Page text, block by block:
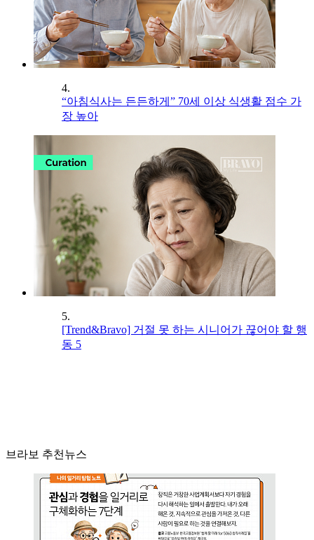
4.
“아침식사는 든든하게” 70세 이상 식생활 점수 가
장 높아
5.
[Trend&Bravo] 거절 못 하는 시니어가 끊어야 할 행
동 5
브라보 추천뉴스